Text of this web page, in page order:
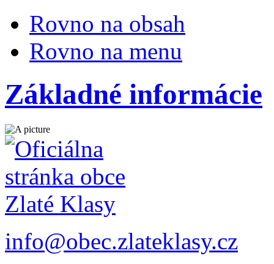
Rovno na obsah
Rovno na menu
Základné informácie
info@obec.zlateklasy.cz